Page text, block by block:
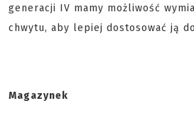
generacji IV mamy możliwość
chwytu, aby lepiej dostosować ją
Magazynek